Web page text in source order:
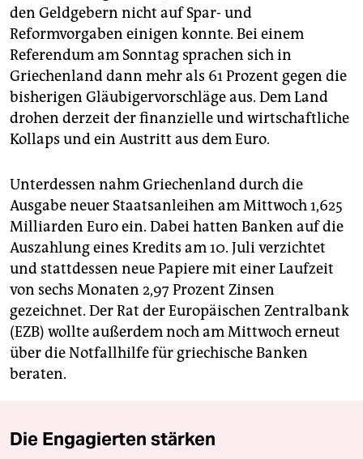
den Geldgebern nicht auf Spar- und
Reformvorgaben einigen konnte. Bei einem
Referendum am Sonntag sprachen sich in
Griechenland dann mehr als 61 Prozent gegen die
bisherigen Gläubigervorschläge aus. Dem Land
drohen derzeit der finanzielle und wirtschaftliche
Kollaps und ein Austritt aus dem Euro.
Unterdessen nahm Griechenland durch die
Ausgabe neuer Staatsanleihen am Mittwoch 1,625
Milliarden Euro ein. Dabei hatten Banken auf die
Auszahlung eines Kredits am 10. Juli verzichtet
und stattdessen neue Papiere mit einer Laufzeit
von sechs Monaten 2,97 Prozent Zinsen
gezeichnet. Der Rat der Europäischen Zentralbank
(EZB) wollte außerdem noch am Mittwoch erneut
über die Notfallhilfe für griechische Banken
beraten.
Die Engagierten stärken